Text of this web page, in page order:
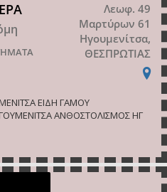
Λεωφ. 49
Μαρτύρων 61
Ηγουμενίτσα,
ΘΕΣΠΡΩΤΙΑΣ
ΕΙΔΗ ΓΑΜΟΥ
ΑΝΘΟΣΤΟΛΙΣΜΟΣ ΗΓ